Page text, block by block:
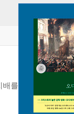
를 받는다